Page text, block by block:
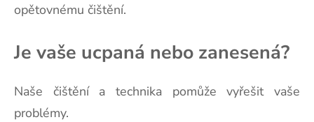
opětovnému čištění.
Je vaše ucpaná nebo zanesená?
Naše čištění a technika pomůže vyřešit vaše
problémy.